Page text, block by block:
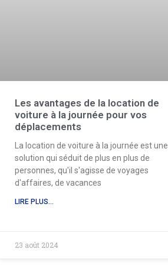
Les avantages de la location de
voiture à la journée pour vos
déplacements
La location de voiture à la journée est une
solution qui séduit de plus en plus de
personnes, qu'il s'agisse de voyages
d'affaires, de vacances
LIRE PLUS...
23 août 2024